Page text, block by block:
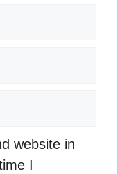
website in
I